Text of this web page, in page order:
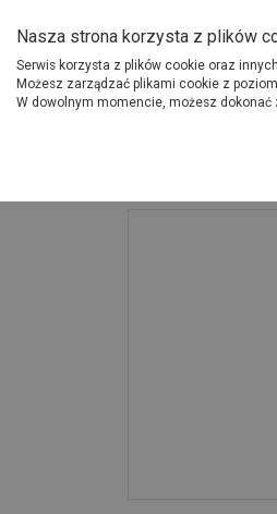
O
Klamka
Nasza strona korzysta z plików
Serwis korzysta z plików cookie oraz
Możesz zarządzać plikami cookie z
W dowolnym momencie, możesz